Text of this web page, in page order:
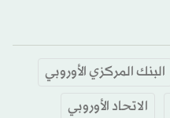
البنك المركزي الأوروبي
الاتحاد الأوروبي